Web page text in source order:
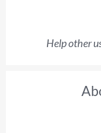
Help other